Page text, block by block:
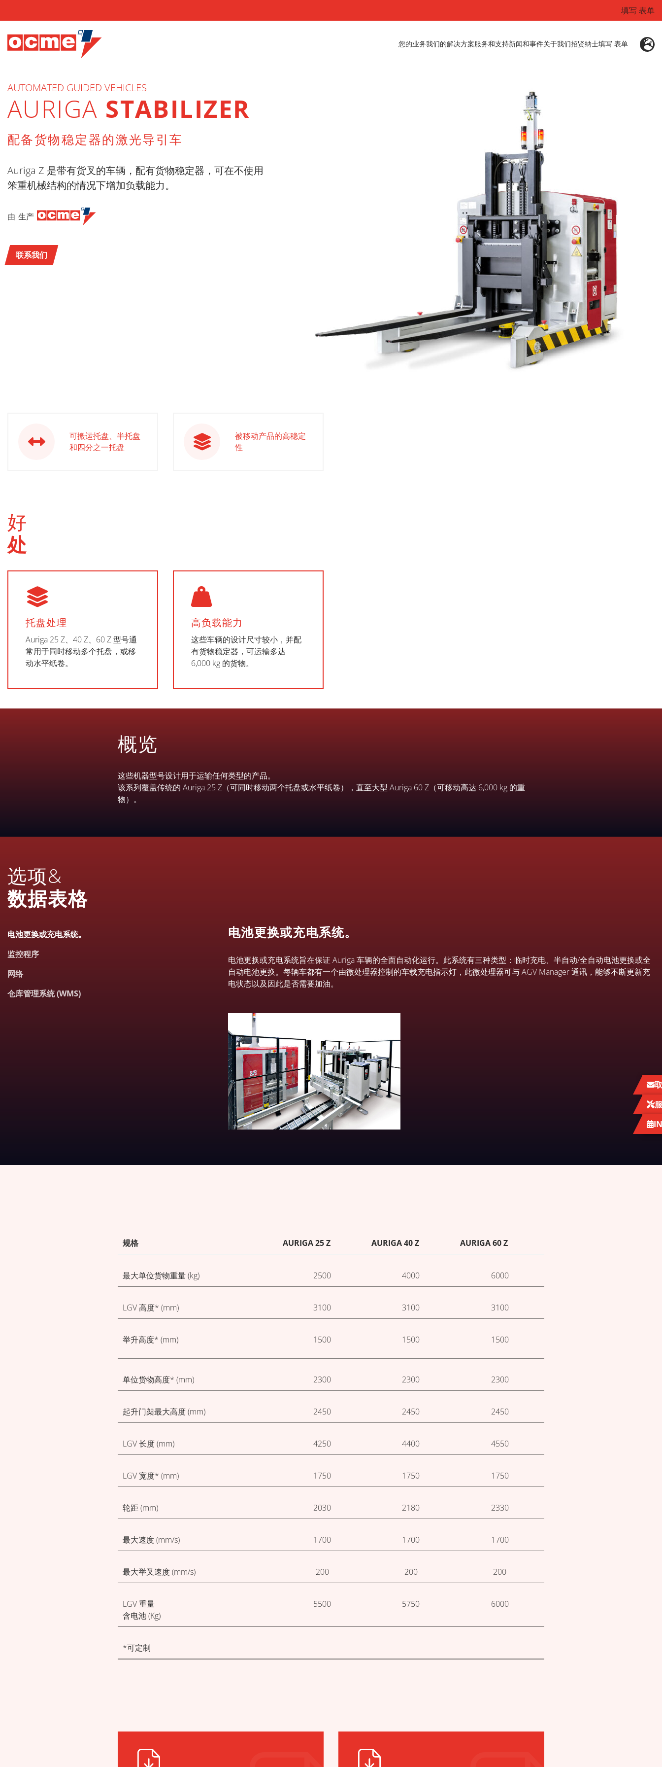
填写 表单
您的业务我们的解决方案服务和支持新闻和事件关于我们招贤纳士填写 表单
AUTOMATED GUIDED VEHICLES
AURIGA STABILIZER
配备货物稳定器的激光导引车
Auriga Z 是带有货叉的车辆，配有货物稳定器，可在不使用
笨重机械结构的情况下增加负载能力。
由 生产
联系我们
可搬运托盘、半托盘
和四分之一托盘
被移动产品的高稳定
性
好
处
托盘处理
Auriga 25 Z、40 Z、60 Z 型号通
常用于同时移动多个托盘，或移
动水平纸卷。
高负载能力
这些车辆的设计尺寸较小，并配
有货物稳定器，可运输多达
6,000 kg 的货物。
概览
这些机器型号设计用于运输任何类型的产品。
该系列覆盖传统的 Auriga 25 Z（可同时移动两个托盘或水平纸卷），直至大型 Auriga 60 Z（可移动高达 6,000 kg 的重
物）。
选项&
数据表格
电池更换或充电系统。
监控程序
网络
仓库管理系统 (WMS)
电池更换或充电系统。
电池更换或充电系统旨在保证 Auriga 车辆的全面自动化运行。此系统有三种类型：临时充电、半自动/全自动电池更换或全
自动电池更换。每辆车都有一个由微处理器控制的车载充电指示灯，此微处理器可与 AGV Manager 通讯，能够不断更新充
电状态以及因此是否需要加油。
规格 AURIGA 25 Z AURIGA 40 Z AURIGA 60 Z
最大单位货物重量 (kg) 2500 4000 6000
LGV 高度* (mm) 3100 3100 3100
举升高度* (mm) 1500 1500 1500
单位货物高度* (mm) 2300 2300 2300
起升门架最大高度 (mm) 2450 2450 2450
LGV 长度 (mm) 4250 4400 4550
LGV 宽度* (mm) 1750 1750 1750
轮距 (mm) 2030 2180 2330
最大速度 (mm/s) 1700 1700 1700
最大举叉速度 (mm/s) 200 200 200
LGV 重量
含电池 (Kg)
5500 5750 6000
*可定制